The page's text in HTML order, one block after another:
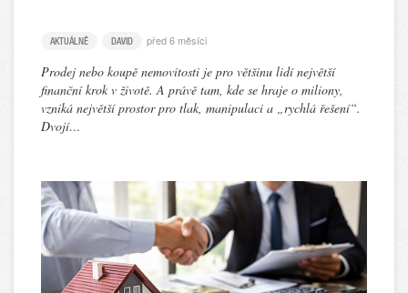
AKTUÁLNĚ DAVID před 6 měsíci
Prodej nebo koupě nemovitosti je pro většinu lidí největší
finanční krok v životě. A právě tam, kde se hraje o miliony,
vzniká největší prostor pro tlak, manipulaci a „rychlá řešení“.
Dvojí…